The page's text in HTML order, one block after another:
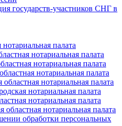
государств-участников СНГ в
нотариальная палата
нотариальная палата
нотариальная палата
нотариальная палата
областная нотариальная палата
нотариальная палата
нотариальная палата
областная нотариальная палата
обработки персональных